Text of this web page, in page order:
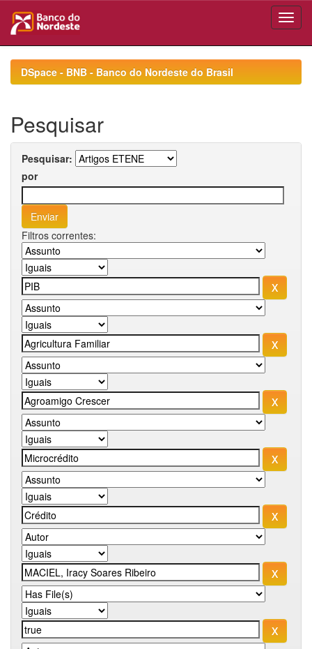
navigationDSpace - BNB - Banco do Nordeste do Brasil
Pesquisar
Pesquisar:
por
Filtros correntes: